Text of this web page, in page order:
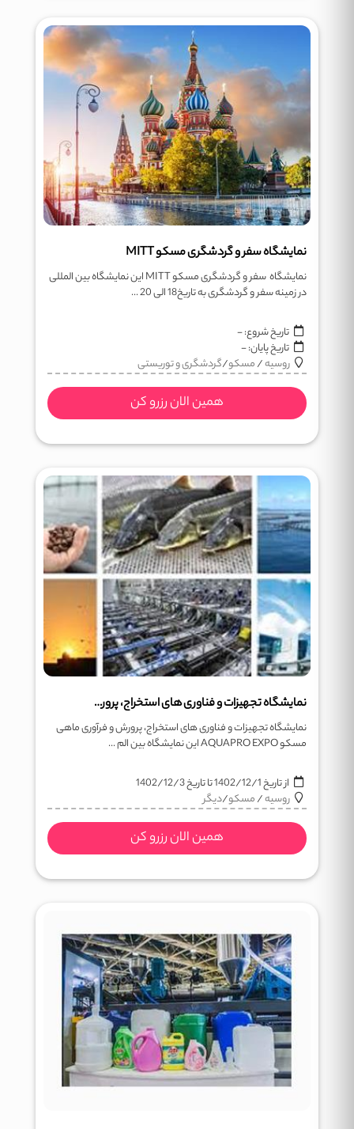
نمایشگاه سفر و گردشگری مسکو MITT
نمایشگاه سفر و گردشگری مسکو MITT این نمایشگاه بین المللی
در زمینه سفر و گردشگری به تاریخ18 الی 20 ...
تاریخ شروع:-
تاریخ پایان:-
روسیه/مسکو/گردشگری و توریستی
همین الان رزرو کن
نمایشگاه تجهیزات و فناوری های استخراج، پرورش و فرآوری ماهی مسکو
نمایشگاه تجهیزات و فناوری های استخراج، پرورش و فرآوری ماهی
مسکو AQUAPRO EXPO این نمایشگاه بین الم ...
از تاریخ1402/12/1تا تاریخ1402/12/3
روسیه/مسکو/دیگر
همین الان رزرو کن